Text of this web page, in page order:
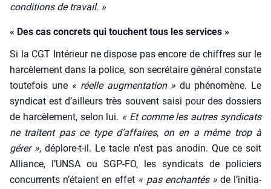
condi­tions de tra­vail. »
« Des cas concrets qui touchent tous les services »
Si la CGT Inté­rieur ne dis­pose pas encore de chiffres sur le
har­cè­le­ment dans la police, son secré­taire géné­ral constate
tou­te­fois une « réelle aug­men­ta­tion » du phé­no­mène. Le
syn­di­cat est d’ailleurs très sou­vent sai­si pour des dos­siers
de har­cè­le­ment, selon lui. « Et comme les autres syn­di­cats
ne traitent pas ce type d’af­faires, on en a même trop à
gérer », déplore-t-il. Le tacle n’est pas ano­din. Que ce soit
Alliance, l’UN­SA ou SGP-FO, les syn­di­cats de poli­ciers
concur­rents n’é­taient en effet « pas enchan­tés »de l’i­ni­tia­